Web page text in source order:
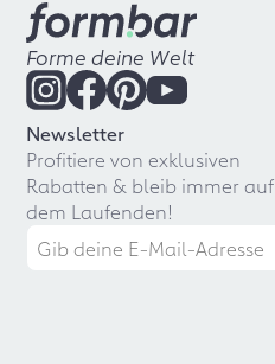
Forme deine Welt
Newsletter
Profitiere von exklusiven
Rabatten & bleib immer auf
dem Laufenden!